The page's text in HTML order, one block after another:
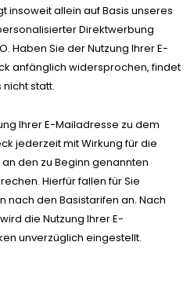
insoweit allein auf Basis unseres
Direktwerbung
Haben Sie der Nutzung Ihrer E-
anfänglich widersprochen, findet
statt.
Ihrer E-Mailadresse zu dem
jederzeit mit Wirkung für die
den zu Beginn genannten
Hierfür fallen für Sie
nach den Basistarifen an. Nach
die Nutzung Ihrer E-
unverzüglich eingestellt.